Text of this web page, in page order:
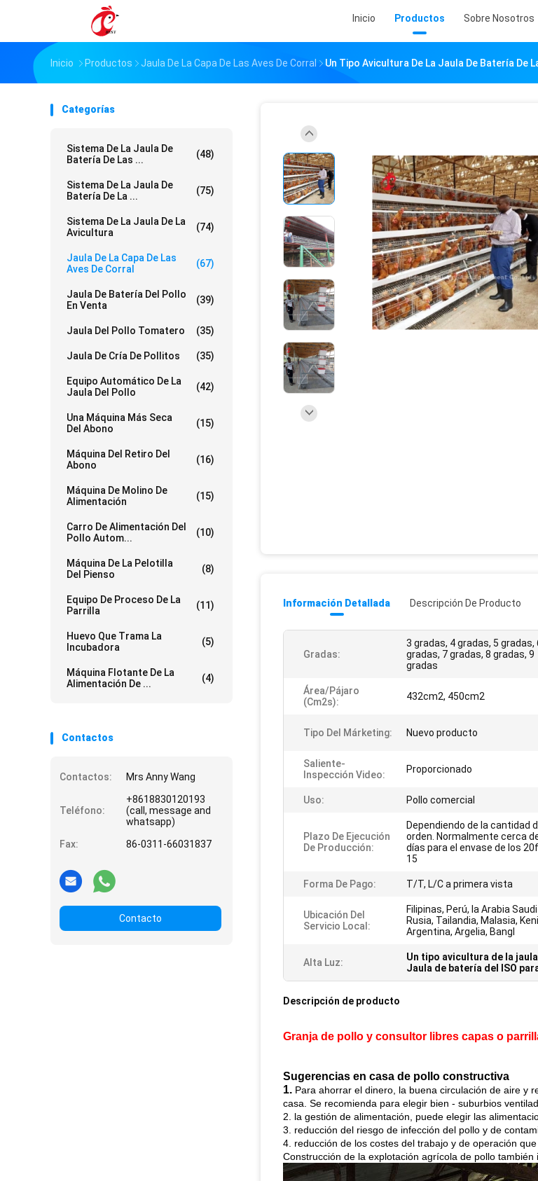
Inicio Productos Sobre Nosotros
Inicio Productos Jaula De La Capa De Las Aves De Corral Un Tipo Avicultura De La Jaula De Batería De
Categorías
Sistema De La Jaula De
Batería De Las ...
(48)
Sistema De La Jaula De
Batería De La ...
(75)
Sistema De La Jaula De La
Avicultura
(74)
Jaula De La Capa De Las
Aves De Corral
(67)
Jaula De Batería Del Pollo
En Venta
(39)
Jaula Del Pollo Tomatero (35)
Jaula De Cría De Pollitos (35)
Equipo Automático De La
Jaula Del Pollo
(42)
Una Máquina Más Seca
Del Abono
(15)
Máquina Del Retiro Del
Abono
(16)
Máquina De Molino De
Alimentación
(15)
Carro De Alimentación Del
Pollo Autom...
(10)
Máquina De La Pelotilla
Del Pienso
(8)
Equipo De Proceso De La
Parrilla
(11)
Huevo Que Trama La
Incubadora
(5)
Máquina Flotante De La
Alimentación De ...
(4)
Contactos
Contactos: Mrs Anny Wang
Teléfono:
+8618830120193
(call, message and
whatsapp)
Fax:
86-0311-66031837
Contacto
Información Detallada Descripción De Producto
Gradas:
3 gradas, 4 gradas, 5 gradas,
gradas, 7 gradas, 8 gradas, 9
gradas
Área/pájaro
(cm2s):
432cm2, 450cm2
Tipo Del Márketing: Nuevo producto
Saliente-
Inspección Video:
Proporcionado
Uso: Pollo comercial
Plazo De Ejecución
De Producción:
Dependiendo de la cantidad
orden. Normalmente cerca
días para el envase de los
15
Forma De Pago: T/T, L/C a primera vista
Ubicación Del
Servicio Local:
Filipinas, Perú, la Arabia
Rusia, Tailandia, Malasia,
Argentina, Argelia, Bangl
Alta Luz: Un tipo avicultura de la
Jaula de batería del ISO
Descripción de producto
Granja de pollo y consultor libres capas o
Sugerencias en casa de pollo constructiva
1. Para ahorrar el dinero, la buena circulación de aire y
casa. Se recomienda para elegir bien - suburbios
2. la gestión de alimentación, puede elegir las
3. reducción del riesgo de infección del pollo y de
4. reducción de los costes del trabajo y de operación
Construcción de la explotación agrícola de pollo